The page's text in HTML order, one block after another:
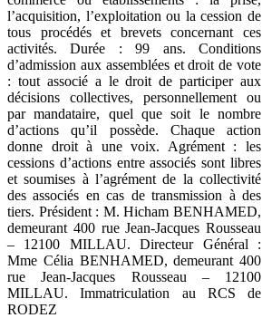
l’acquisition, l’exploitation ou la cession de
tous procédés et brevets concernant ces
activités. Durée : 99 ans. Conditions
d’admission aux assemblées et droit de vote
: tout associé a le droit de participer aux
décisions collectives, personnellement ou
par mandataire, quel que soit le nombre
d’actions qu’il possède. Chaque action
donne droit à une voix. Agrément : les
cessions d’actions entre associés sont libres
et soumises à l’agrément de la collectivité
des associés en cas de transmission à des
tiers. Président : M. Hicham BENHAMED,
demeurant 400 rue Jean-Jacques Rousseau
– 12100 MILLAU. Directeur Général :
Mme Célia BENHAMED, demeurant 400
rue Jean-Jacques Rousseau – 12100
MILLAU. Immatriculation au RCS de
RODEZ